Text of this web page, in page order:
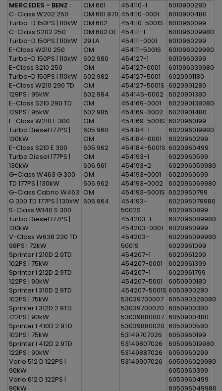
MERCEDES - BENZ :
C-Class W202 250
Turbo-D 150PS | 110kW
C-Class S202 250
Turbo-D 150PS | 110kW
E-Class W210 250
Turbo-D 150PS | 110kW
E-Class S210 250
Turbo-D 150PS | 110kW
E-Class W210 290 TD
129PS | 95kW
E-Class S210 290 TD
129PS | 95kW
E-Class W210 E 300
Turbo Diesel 177PS |
130kW
E-Class S210 E 300
Turbo Diesel 177PS |
130kW
G-Class W463 G 300
TD 177PS | 130kW
G-Class Cabrio W463
G 300 TD 177PS | 130kW
S-Class W140 S 300
Turbo Diesel 177PS |
130kW
V-Class W638 230 TD
98PS | 72kW
Sprinter I 210D 2.9TD
102PS | 75kW
Sprinter I 212D 2.9TD
122PS | 90kW
Sprinter I 310D 2.9TD
102PS | 75kW
Sprinter I 312D 2.9TD
122PS | 90kW
Sprinter I 410D 2.9TD
102PS | 75kW
Sprinter I 412D 2.9TD
122PS | 90kW
Vario 512 D 122PS |
90kW
Vario 612 D 122PS |
90kW
OM 601
OM 601.970
OM 602
OM 602 DE
29 LA
OM
602.980
OM
602.982
OM
602.984
OM
602.985
OM
605.960
OM
605.962
OM
606.961
OM
606.962
OM
606.964
454110-1
454110-0001
454110-5001S
454111-1
454111-0001
454111-5001S
454127-1
454127-0001
454127-5001
454127-5001S
454145-0002
454169-0001
454169-0002
454169-5001S
454184-1
454184-0001
454184-5001S
454193-1
454193-2
454193-0001
454193-0002
454193-5001S
454193-
5002S
454203-1
454203-0001
454203-
5001S
454207-1
454207-0001
454207-1
454207-5001
454207-5001S
53039700007
53039700020
53039880007
53039880020
53149707026
53149807026
53149887026
53149907026
6010900280
6010900480
6010960099
601096009980
6010960299
601096029980
6010960399
601096039980
6020901180
6020901280
6020901380
602090138080
6020901480
6020960199
602096019980
6020960299
6020960499
6020960599
602096059980
6020960699
602096069980
6020960799
602096079980
6020960899
602096089980
6020960999
602096099980
6020961099
6020961299
6020961399
6020961799
6050900180
6050900280
605090028080
6050900380
6050900480
6050900580
6050960199
605096019980
6050960299
605096029980
6050960399
6050960499
605096049980